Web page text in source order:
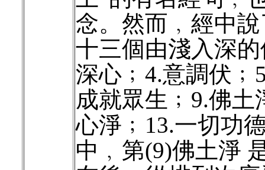
念。然而﹐經中
十三個由淺入深
深心﹔4.意調伏
成就眾生﹔9.佛土
心淨﹔13.一切功
中﹐第(9)佛土淨